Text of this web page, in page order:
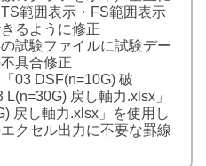
範囲表示・FS範囲表示
るように修正
試験ファイルに試験デー
具合修正
03 DSF(n=10G) 破
戻し軸力.xlsx」
戻し軸力.xlsx」を使用し
クセル出力に不要な罫線